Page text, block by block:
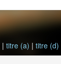
|titre (a) |titre (d)